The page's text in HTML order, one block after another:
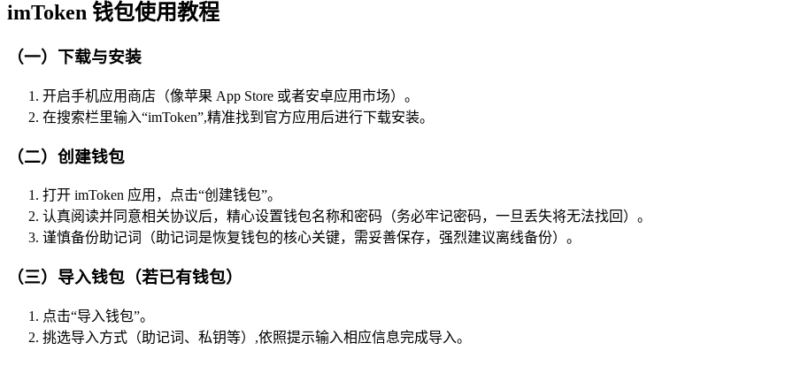
imToken 钱包使用教程
（一）下载与安装
开启手机应用商店（像苹果 App Store 或者安卓应用市场）。
在搜索栏里输入“imToken”,精准找到官方应用后进行下载安装。
（二）创建钱包
打开 imToken 应用，点击“创建钱包”。
认真阅读并同意相关协议后，精心设置钱包名称和密码（务必牢记密码，一旦丢失将无法找回）。
谨慎备份助记词（助记词是恢复钱包的核心关键，需妥善保存，强烈建议离线备份）。
（三）导入钱包（若已有钱包）
点击“导入钱包”。
挑选导入方式（助记词、私钥等）,依照提示输入相应信息完成导入。